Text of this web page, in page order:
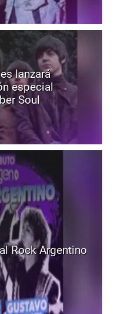
lanzará
especial
Soul
Rock Argentino